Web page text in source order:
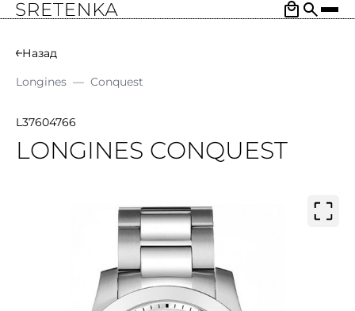
Назад
Longines — Conquest
L37604766
LONGINES CONQUEST